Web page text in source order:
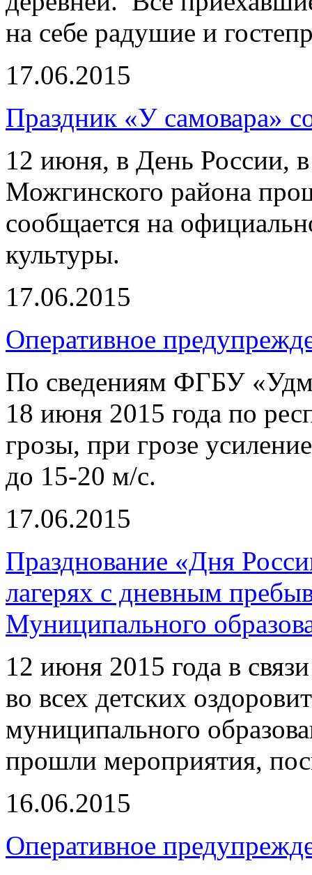
на себе радушие и
17.06.2015
Праздник «У самовара»
12 июня, в День России,
Можгинского района
сообщается на
культуры.
17.06.2015
Оперативное
По сведениям ФГБУ
18 июня 2015 года по
грозы, при грозе
до 15-20 м/с.
17.06.2015
Празднование «Дня
лагерях с дневным
Муниципального
12 июня 2015 года в
во всех детских
муниципального
прошли мероприятия,
16.06.2015
Оперативное